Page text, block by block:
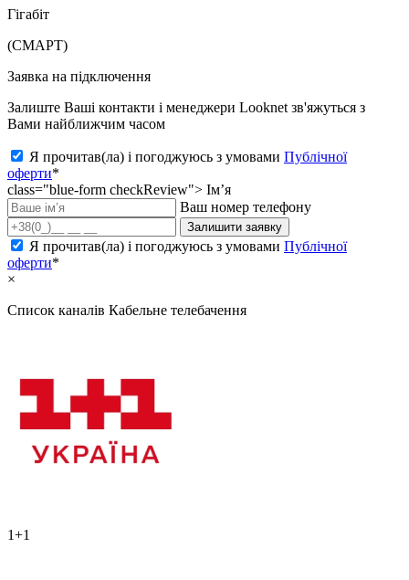
Гігабіт
(СМАРТ)
Заявка на підключення
Залиште Ваші контакти і менеджери Looknet зв'яжуться з
Вами найближчим часом
Я прочитав(ла) і погоджуюсь з умовами Публічної
оферти*
class="blue-form checkReview"> Ім’я
Ваш номер телефону
Залишити заявку
Я прочитав(ла) і погоджуюсь з умовами Публічної
оферти*
×
Список каналів Кабельне телебачення
1+1